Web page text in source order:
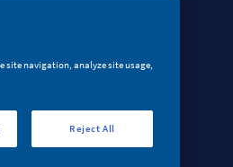
site navigation, analyze site usage,
Reject All